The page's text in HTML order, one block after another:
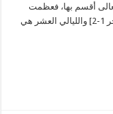
أقسم بها، فعظمت
بهذا القسم، قال تعالى: (وَالْفَجْرِ، وَلَيَالٍ عَشْرٍ) [الفجر 1-2] والليالي العشر هي